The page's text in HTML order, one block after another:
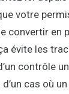
votre
convertir en
évite les
contrôle
cas où